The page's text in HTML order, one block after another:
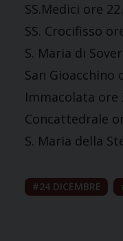
SS.Medici ore
SS. Crocifisso
S. Maria di
San Gioacchino
Immacolata ore
Concattedrale
S. Maria della
24 DICEMBRE